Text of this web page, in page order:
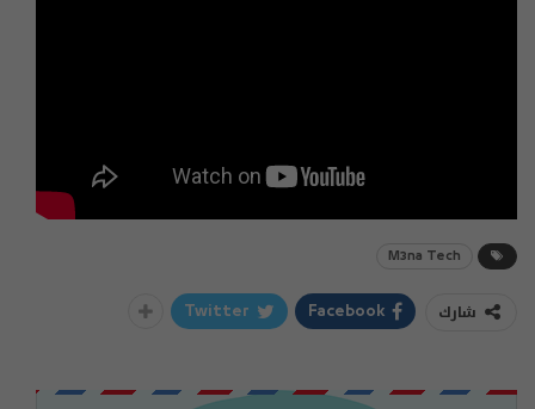
M3na Tech
شارك Facebook
Twitter